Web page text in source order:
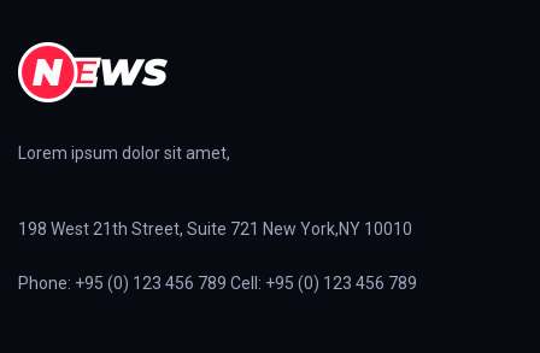
Lorem ipsum dolor sit amet,
198 West 21th Street, Suite 721 New York,NY 10010
Phone: +95 (0) 123 456 789 Cell: +95 (0) 123 456 789